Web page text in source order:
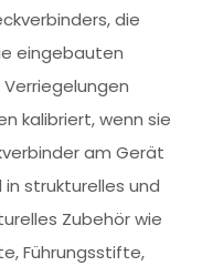
die
eingebauten
kalibriert, wenn sie
am Gerät
strukturelles und
Zubehör wie
Führungsstifte,